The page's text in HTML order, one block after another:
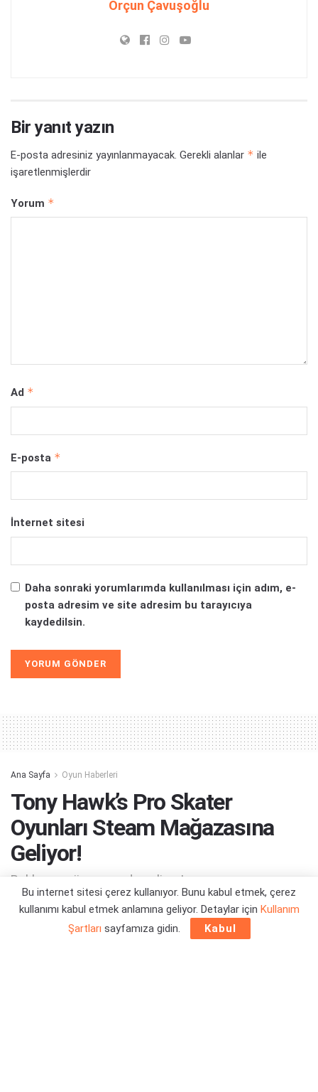
Orçun Çavuşoğlu
Bir yanıt yazın
E-posta adresiniz yayınlanmayacak. Gerekli alanlar * ile
işaretlenmişlerdir
Yorum *
Ad *
E-posta *
İnternet sitesi
Daha sonraki yorumlarımda kullanılması için adım, e-
posta adresim ve site adresim bu tarayıcıya
kaydedilsin.
Ana Sayfa Oyun Haberleri
Tony Hawk’s Pro Skater
Oyunları Steam Mağazasına
Geliyor!
Beklenen gün sonunda geliyor!
04/10/2023 23:44
Bu internet sitesi çerez kullanıyor. Bunu kabul etmek, çerez
kullanımı kabul etmek anlamına geliyor. Detaylar için Kullanım
Şartları sayfamıza gidin. Kabul